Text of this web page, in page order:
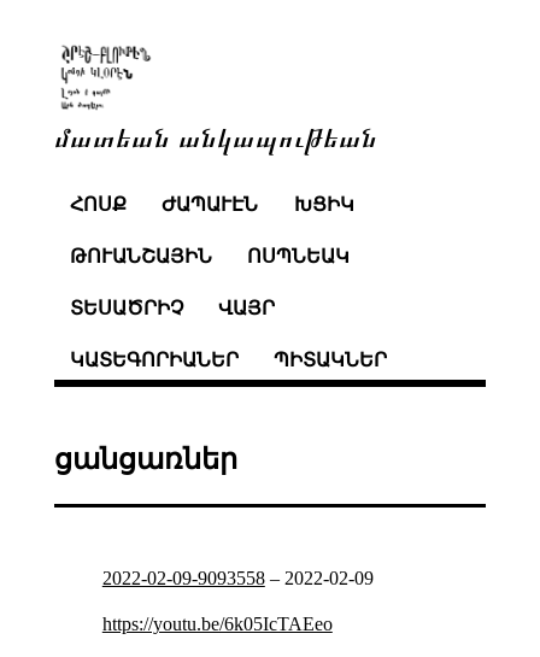
մատեան անկապութեան
ՀՈՍՔ ԺԱՊԱՒԷՆ ԽՑԻԿ
ԹՈՒԱՆՇԱՅԻՆ ՈՍՊՆԵԱԿ
ՏԵՍԱԾՐԻՉ ՎԱՅՐ
ԿԱՏԵԳՈՐԻԱՆԵՐ ՊԻՏԱԿՆԵՐ
ցանցառներ
2022-02-09-9093558– 2022-02-09
https://youtu.be/6k05IcTAEeo